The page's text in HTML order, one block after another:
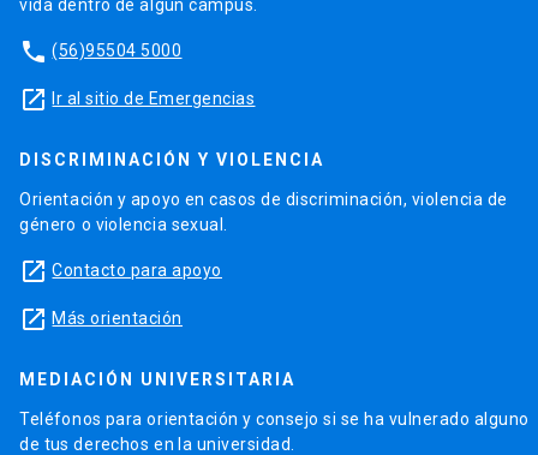
vida dentro de algún campus.
phone (56)95504 5000
launch Ir al sitio de Emergencias
DISCRIMINACIÓN Y VIOLENCIA
Orientación y apoyo en casos de discriminación, violencia de
género o violencia sexual.
launch Contacto para apoyo
launch Más orientación
MEDIACIÓN UNIVERSITARIA
Teléfonos para orientación y consejo si se ha vulnerado alguno
de tus derechos en la universidad.